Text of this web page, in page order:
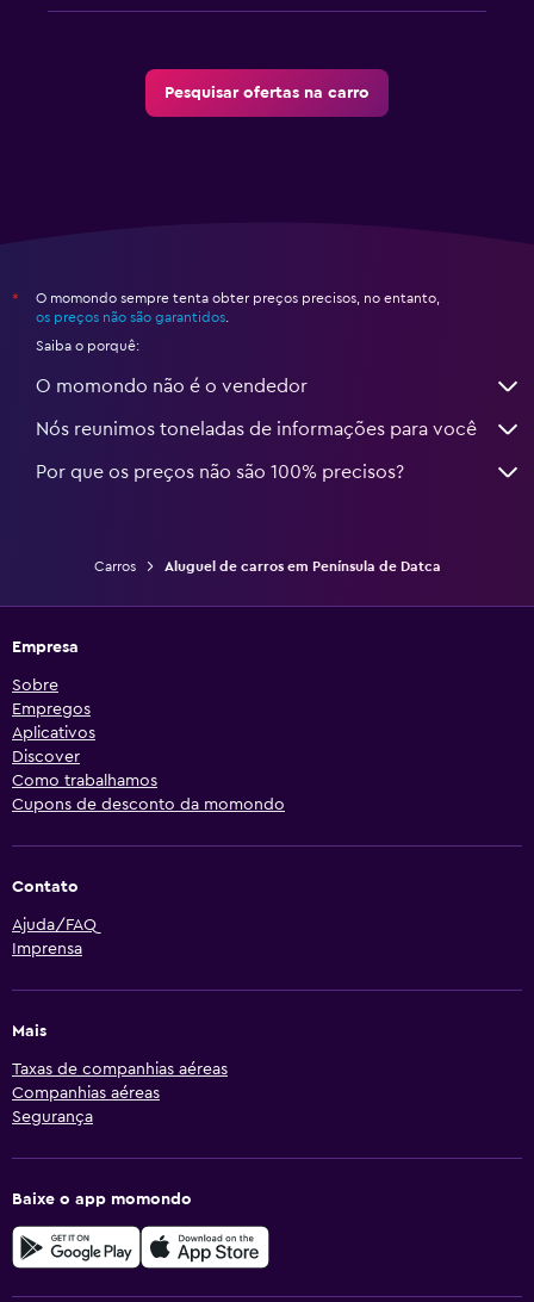
Pesquisar ofertas na carro
*
O momondo sempre tenta obter preços precisos, no entanto,
os preços não são garantidos.
Saiba o porquê:
O momondo não é o vendedor
Nós reunimos toneladas de informações para você
Por que os preços não são 100% precisos?
Carros Aluguel de carros em Península de Datca
Empresa
Sobre
Empregos
Aplicativos
Discover
Como trabalhamos
Cupons de desconto da momondo
Contato
Ajuda/FAQ
Imprensa
Mais
Taxas de companhias aéreas
Companhias aéreas
Segurança
Baixe o app momondo